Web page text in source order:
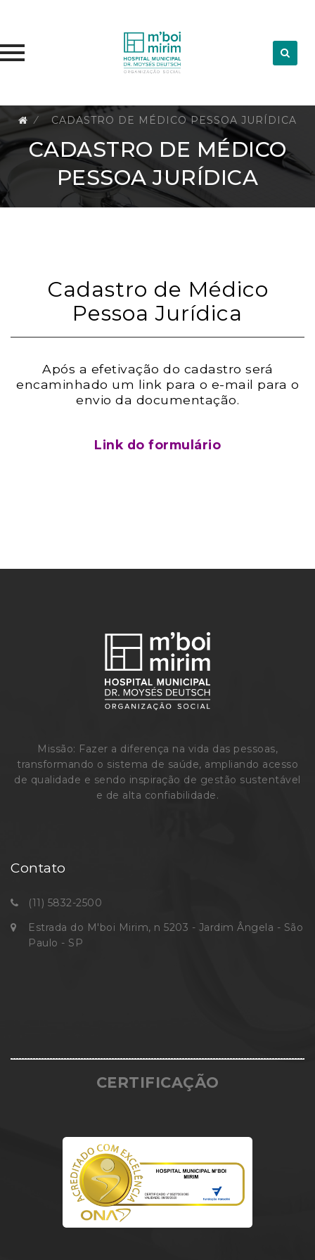
content
⁄ CADASTRO DE MÉDICO PESSOA JURÍDICA
CADASTRO DE MÉDICO
PESSOA JURÍDICA
Cadastro de Médico
Pessoa Jurídica
Após a efetivação do cadastro será
encaminhado um link para o e-mail para o
envio da documentação.
Link do formulário
Missão: Fazer a diferença na vida das pessoas,
transformando o sistema de saúde, ampliando acesso
de qualidade e sendo inspiração de gestão sustentável
e de alta confiabilidade.
Contato
(11) 5832-2500
Estrada do M'boi Mirim, n 5203 - Jardim Ângela - São
Paulo - SP
CERTIFICAÇÃO